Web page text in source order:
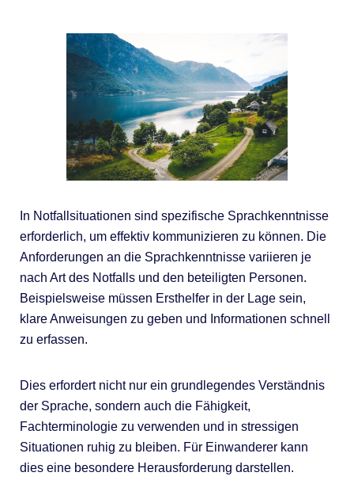
In Notfallsituationen sind spezifische Sprachkenntnisse
erforderlich, um effektiv kommunizieren zu können. Die
Anforderungen an die Sprachkenntnisse variieren je
nach Art des Notfalls und den beteiligten Personen.
Beispielsweise müssen Ersthelfer in der Lage sein,
klare Anweisungen zu geben und Informationen schnell
zu erfassen.
Dies erfordert nicht nur ein grundlegendes Verständnis
der Sprache, sondern auch die Fähigkeit,
Fachterminologie zu verwenden und in stressigen
Situationen ruhig zu bleiben. Für Einwanderer kann
dies eine besondere Herausforderung darstellen.